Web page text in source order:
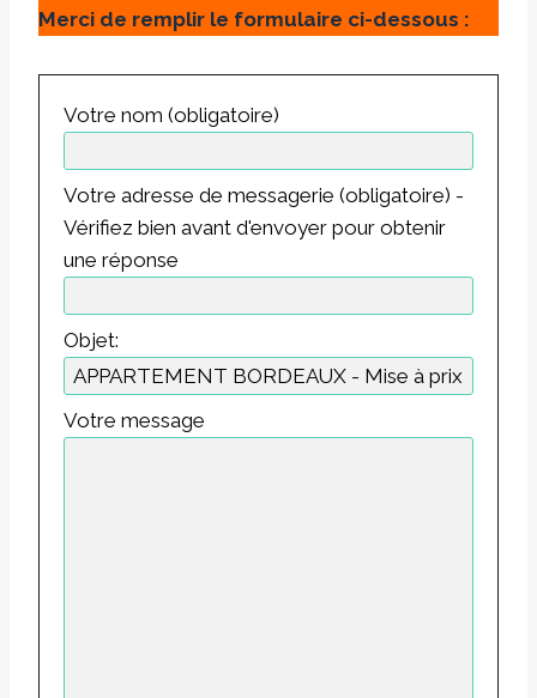
Merci de remplir le formulaire ci-dessous :
Votre nom (obligatoire)
Votre adresse de messagerie (obligatoire) -
Vérifiez bien avant d'envoyer pour obtenir
une réponse
Objet:
Votre message